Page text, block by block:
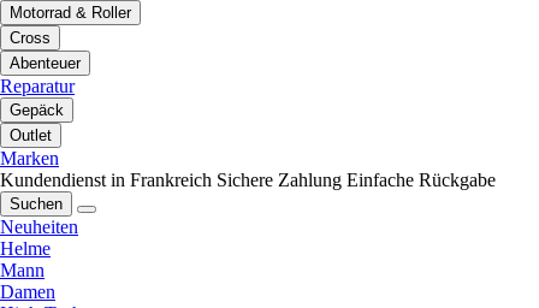
Motorrad & Roller
Cross
Abenteuer
Reparatur
Gepäck
Outlet
Marken
Kundendienst in Frankreich Sichere Zahlung Einfache Rückgabe
Suchen
Neuheiten
Helme
Mann
Damen